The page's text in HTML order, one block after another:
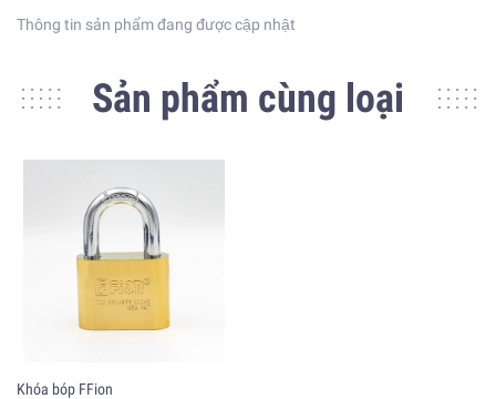
Thông tin sản phẩm đang được cập nhật
Sản phẩm cùng loại
Khóa bóp FFion